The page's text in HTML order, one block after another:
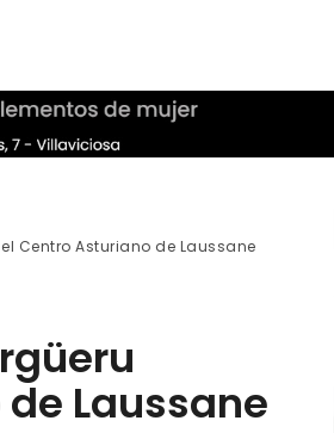
Centro Asturiano de Laussane
Laussane